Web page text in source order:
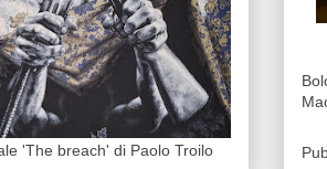
'The breach' di Paolo Troilo